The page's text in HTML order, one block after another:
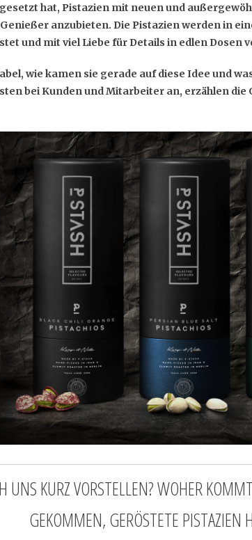
gesetzt hat, Pistazien mit neuen und
anzubieten. Die Pistazien werden in
und mit viel Liebe für Details in edlen Dosen
wie kamen sie gerade auf diese Idee und
bei Kunden und Mitarbeiter an, erzählen
UNS KURZ VORSTELLEN? WOHER
GEKOMMEN, GERÖSTETE PISTAZIEN